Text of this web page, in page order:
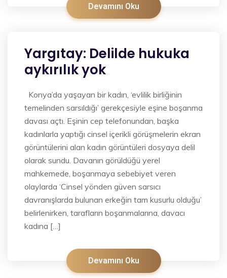
Devamını Oku
Yargıtay: Delilde hukuka
aykırılık yok
Konya’da yaşayan bir kadın, ‘evlilik birliğinin
temelinden sarsıldığı’ gerekçesiyle eşine boşanma
davası açtı. Eşinin cep telefonundan, başka
kadınlarla yaptığı cinsel içerikli görüşmelerin ekran
görüntülerini alan kadın görüntüleri dosyaya delil
olarak sundu. Davanın görüldüğü yerel
mahkemede, boşanmaya sebebiyet veren
olaylarda ‘Cinsel yönden güven sarsıcı
davranışlarda bulunan erkeğin tam kusurlu olduğu’
belirlenirken, tarafların boşanmalarına, davacı
kadına […]
Devamını Oku